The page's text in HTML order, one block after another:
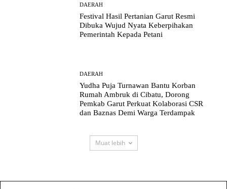
DAERAH
Festival Hasil Pertanian Garut Resmi
Dibuka Wujud Nyata Keberpihakan
Pemerintah Kepada Petani
DAERAH
Yudha Puja Turnawan Bantu Korban
Rumah Ambruk di Cibatu, Dorong
Pemkab Garut Perkuat Kolaborasi CSR
dan Baznas Demi Warga Terdampak
Muat lebih